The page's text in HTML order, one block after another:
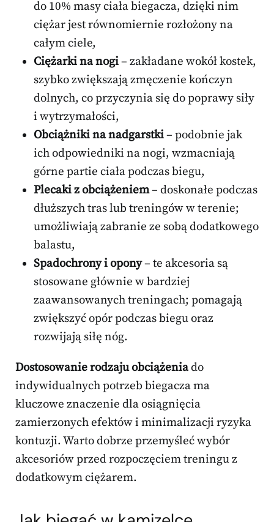
do 10% masy ciała biegacza, dzięki nim
ciężar jest równomiernie rozłożony na
całym ciele,
Ciężarki na nogi– zakładane wokół kostek,
szybko zwiększają zmęczenie kończyn
dolnych, co przyczynia się do poprawy siły
i wytrzymałości,
Obciążniki na nadgarstki– podobnie jak
ich odpowiedniki na nogi, wzmacniają
górne partie ciała podczas biegu,
Plecaki z obciążeniem– doskonałe podczas
dłuższych tras lub treningów w terenie;
umożliwiają zabranie ze sobą dodatkowego
balastu,
Spadochrony i opony– te akcesoria są
stosowane głównie w bardziej
zaawansowanych treningach; pomagają
zwiększyć opór podczas biegu oraz
rozwijają siłę nóg.
Dostosowanie rodzaju obciążeniado
indywidualnych potrzeb biegacza ma
kluczowe znaczenie dla osiągnięcia
zamierzonych efektów i minimalizacji ryzyka
kontuzji. Warto dobrze przemyśleć wybór
akcesoriów przed rozpoczęciem treningu z
dodatkowym ciężarem.